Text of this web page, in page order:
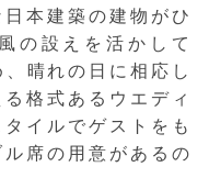
本建築の建物がひ
の設えを活かして
晴れの日に相応し
格式あるウエディ
イルでゲストをも
席の用意があるの